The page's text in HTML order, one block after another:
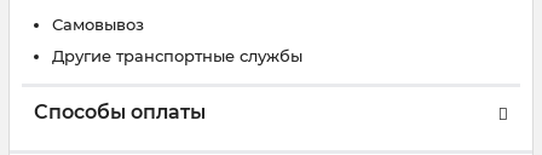
Самовывоз
Другие транспортные службы
Способы оплаты